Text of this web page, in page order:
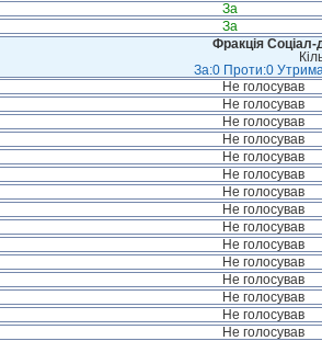
За
За
Фракція Соціал-
За:0 Проти:0
Не голосував
Не голосував
Не голосував
Не голосував
Не голосував
Не голосував
Не голосував
Не голосував
Не голосував
Не голосував
Не голосував
Не голосував
Не голосував
Не голосував
Не голосував